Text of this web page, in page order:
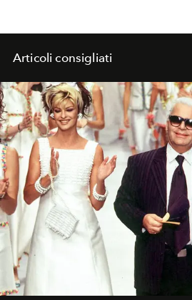
Articoli consigliati